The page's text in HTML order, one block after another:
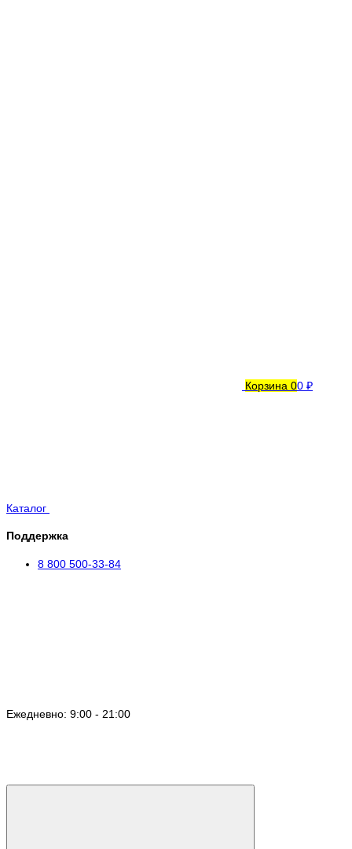
Корзина 00 ₽
Каталог
Поддержка
8 800 500-33-84
Ежедневно: 9:00 - 21:00